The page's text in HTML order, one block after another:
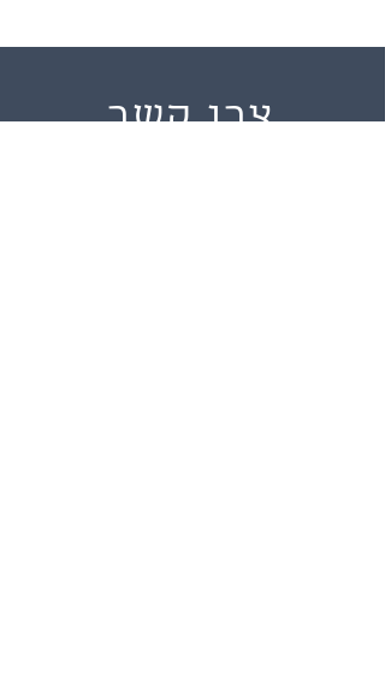
צרו קשר